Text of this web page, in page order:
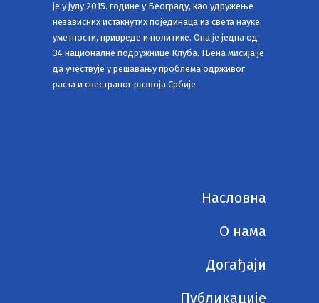
је у јулу 2015. године у Београду, као удружење
независних истакнутих појединаца из света науке,
уметности, привреде и политике. Она је једна од
34 националне подружнице Клуба. Њена мисија је
да учествује у решавању проблема одрживог
раста и свестраног развоја Србије.
Насловна
О нама
Догађаји
Публикације